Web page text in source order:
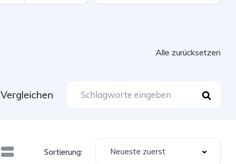
Alle zurücksetzen
Vergleichen
Sortierung: Neueste zuerst